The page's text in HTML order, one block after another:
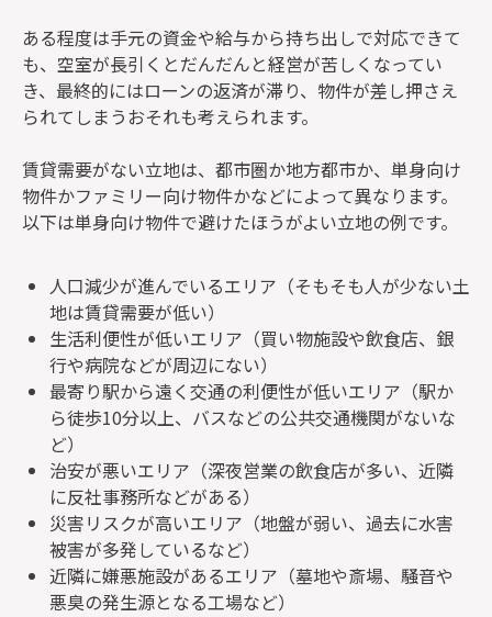
ある程度は手元の資金や給与から持ち出しで対応できて
も、空室が長引くとだんだんと経営が苦しくなってい
き、最終的にはローンの返済が滞り、物件が差し押さえ
られてしまうおそれも考えられます。
賃貸需要がない立地は、都市圏か地方都市か、単身向け
物件かファミリー向け物件かなどによって異なります。
以下は単身向け物件で避けたほうがよい立地の例です。
人口減少が進んでいるエリア（そもそも人が少ない土
地は賃貸需要が低い）
生活利便性が低いエリア（買い物施設や飲食店、銀
行や病院などが周辺にない）
最寄り駅から遠く交通の利便性が低いエリア（駅か
ら徒歩10分以上、バスなどの公共交通機関がないな
ど）
治安が悪いエリア（深夜営業の飲食店が多い、近隣
に反社事務所などがある）
災害リスクが高いエリア（地盤が弱い、過去に水害
被害が多発しているなど）
近隣に嫌悪施設があるエリア（墓地や斎場、騒音や
悪臭の発生源となる工場など）